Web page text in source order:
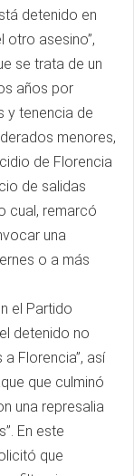
detenido en
otro asesino”,
se trata de un
años por
y tenencia de
menores,
de Florencia
de salidas
cual, remarcó
una
o a más
el Partido
detenido no
Florencia”, así
que culminó
una represalia
En este
que